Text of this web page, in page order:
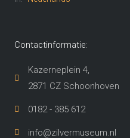
Contactinformatie:
Kazerneplein 4,
2871 CZ Schoonhoven​
0182 - 385 612
info@zilvermuseum.nl